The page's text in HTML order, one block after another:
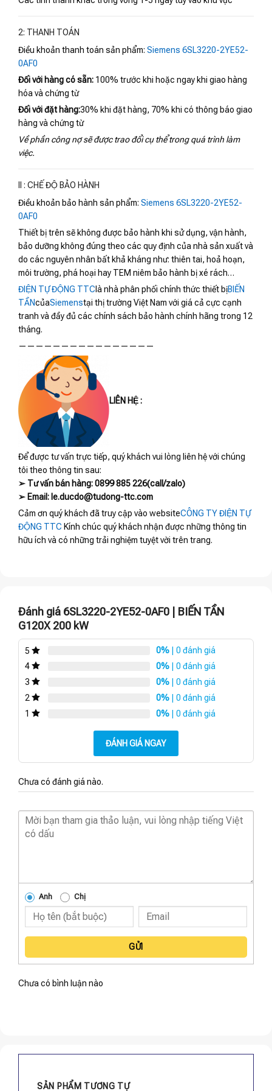
2: THANH TOÁN
Điều khoản thanh toán sản phẩm: Siemens 6SL3220-2YE52-
0AF0
Đối với hàng có sẵn: 100% trước khi hoặc ngay khi giao hàng
hóa và chứng từ
Đối với đặt hàng:30% khi đặt hàng, 70% khi có thông báo giao
hàng và chứng từ
Về phần công nợ sẽ được trao đổi cụ thể trong quá trình làm
việc.
II : CHẾ ĐỘ BẢO HÀNH
Điều khoản bảo hành sản phẩm: Siemens 6SL3220-2YE52-
0AF0
Thiết bị trên sẽ không được bảo hành khi sử dụng, vận hành,
bảo dưỡng không đúng theo các quy định của nhà sản xuất và
do các nguyên nhân bất khả kháng như: thiên tai, hoả hoạn,
môi trường, phá hoại hay TEM niêm bảo hành bị xé rách…
ĐIỆN TỰ ĐỘNG TTC là nhà phân phối chính thức thiết bịBIẾN
TẦNcủaSiemenstại thị trường Việt Nam với giá cả cực cạnh
tranh và đầy đủ các chính sách bảo hành chính hãng trong 12
tháng.
————————————————
LIÊN HỆ :
Để được tư vấn trực tiếp, quý khách vui lòng liên hệ với chúng
tôi theo thông tin sau:
➢ Tư vấn bán hàng: 0899 885 226(call/zalo)
➢ Email: le.ducdo@tudong-ttc.com
Cảm ơn quý khách đã truy cập vào websiteCÔNG TY ĐIỆN TỰ
ĐỘNG TTC Kính chúc quý khách nhận được những thông tin
hữu ích và có những trải nghiệm tuyệt vời trên trang.
Đánh giá 6SL3220-2YE52-0AF0 | BIẾN TẦN
G120X 200 kW
5 0% | 0 đánh giá
4
0% | 0 đánh giá
3
0% | 0 đánh giá
2
0% | 0 đánh giá
1
0% | 0 đánh giá
ĐÁNH GIÁ NGAY
Chưa có đánh giá nào.
Anh Chị
GỬI
Chưa có bình luận nào
SẢN PHẨM TƯƠNG TỰ